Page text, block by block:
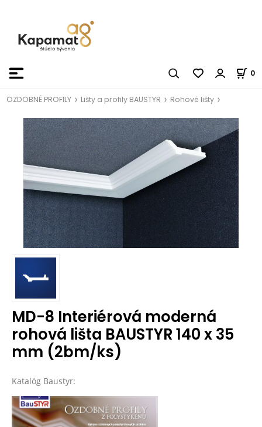
0
OZDOBNÉ PROFILY Lišty a profily BAUSTYR Rohové lišty
MD-8 Interiérová moderná
rohová lišta BAUSTYR 140 x 35
mm (2bm/ks)
Katalóg Baustyr: